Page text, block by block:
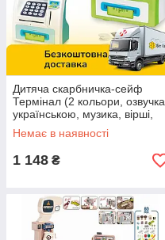
Дитяча скарбничка-сейф
Термінал (2 кольори, озвучка
українською, музика, вірші,
скоромовки, купюри) M 4550
IUA
Немає в наявності
1 148 ₴